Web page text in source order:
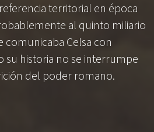
territorial en época
al quinto miliario
comunicaba Celsa con
su historia no se interrumpe
del poder romano.